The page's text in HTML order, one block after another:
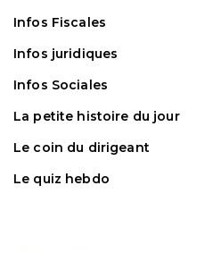
Infos Fiscales
Infos juridiques
Infos Sociales
La petite histoire du jour
Le coin du dirigeant
Le quiz hebdo